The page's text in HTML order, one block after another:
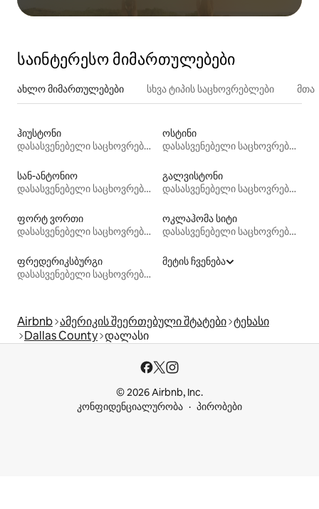
საინტერესო მიმართულებები
ახლო მიმართულებები სხვა ტიპის საცხოვრებლები
ჰიუსტონი
დასასვენებელი საცხოვრებლები
ოსტინი
დასასვენებელი საცხოვრებლები
სან-ანტონიო
დასასვენებელი საცხოვრებლები
გალვისტონი
დასასვენებელი საცხოვრებლები
ფორტ ვორთი
დასასვენებელი საცხოვრებლები
ოკლაჰომა სიტი
დასასვენებელი საცხოვრებლები
ფრედერიკსბურგი
დასასვენებელი საცხოვრებლები
მეტის ჩვენება
Airbnb ამერიკის შეერთებული შტატები ტეხასი
Dallas County დალასი
© 2026 Airbnb, Inc.
კონფიდენციალურობა
პირობები